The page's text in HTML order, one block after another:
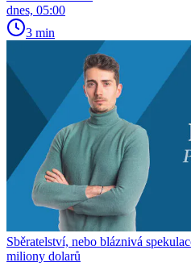
dnes, 05:00
3 min
Sběratelství, nebo bláznivá
miliony dolarů